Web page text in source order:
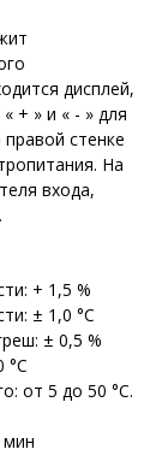
дисплей,
+ » и « - » для
стенке
На
входа,
+ 1,5 %
± 1,0 °С
± 0,5 %
°С
от 5 до 50 °С.